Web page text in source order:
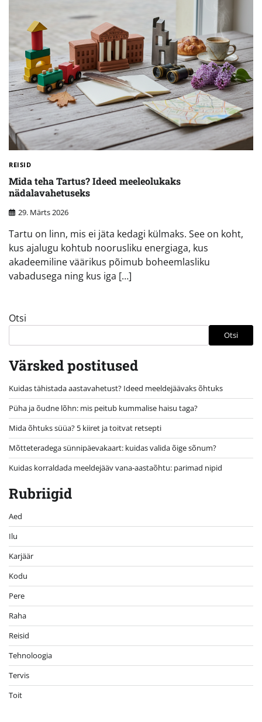
REISID
Mida teha Tartus? Ideed meeleolukaks
nädalavahetuseks
29. Märts 2026
Tartu on linn, mis ei jäta kedagi külmaks. See on koht,
kus ajalugu kohtub noorusliku energiaga, kus
akadeemiline väärikus põimub boheemlasliku
vabadusega ning kus iga […]
Otsi
Otsi
Värsked postitused
Kuidas tähistada aastavahetust? Ideed meeldejäävaks õhtuks
Püha ja õudne lõhn: mis peitub kummalise haisu taga?
Mida õhtuks süüa? 5 kiiret ja toitvat retsepti
Mõtteteradega sünnipäevakaart: kuidas valida õige sõnum?
Kuidas korraldada meeldejääv vana-aastaõhtu: parimad nipid
Rubriigid
Aed
Ilu
Karjäär
Kodu
Pere
Raha
Reisid
Tehnoloogia
Tervis
Toit